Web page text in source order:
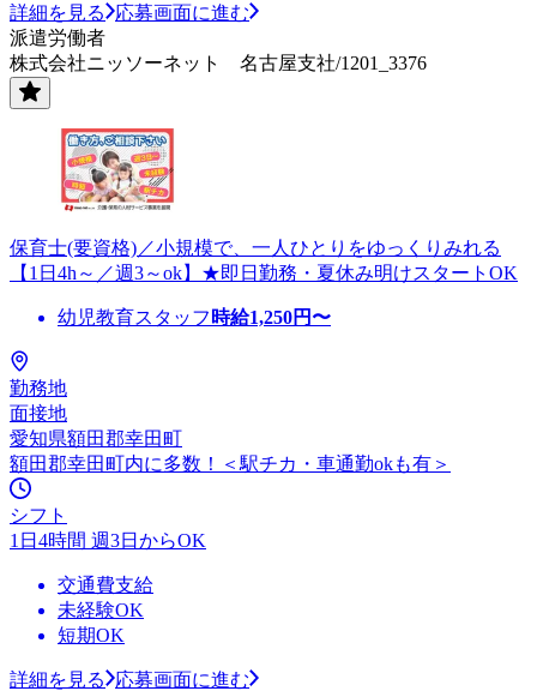
詳細を見る
応募画面に進む
派遣労働者
株式会社ニッソーネット 名古屋支社/1201_3376
保育士(要資格)／小規模で、一人ひとりをゆっくりみれる
【1日4h～／週3～ok】★即日勤務・夏休み明けスタートOK
幼児教育スタッフ 時給1,250円〜
勤務地
面接地
愛知県額田郡幸田町
額田郡幸田町内に多数！＜駅チカ・車通勤okも有＞
シフト
1日4時間 週3日からOK
交通費支給
未経験OK
短期OK
詳細を見る
応募画面に進む